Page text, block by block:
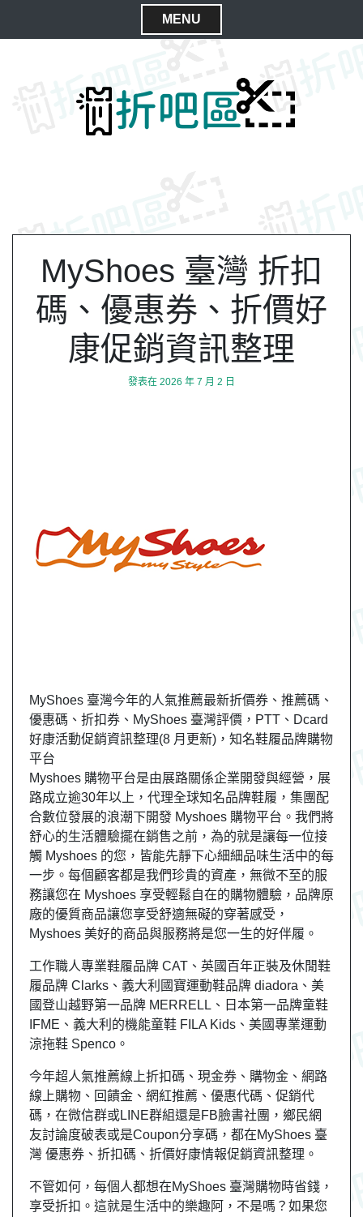
MENU
C
MyShoes 臺灣 折扣
碼、優惠券、折價好
康促銷資訊整理
發表在 2026 年 7 月 2 日
MyShoes 臺灣今年的人氣推薦最新折價券、推薦碼、
優惠碼、折扣券、MyShoes 臺灣評價，PTT、Dcard
好康活動促銷資訊整理(8 月更新)，知名鞋履品牌購物
平台
Myshoes 購物平台是由展路關係企業開發與經營，展
路成立逾30年以上，代理全球知名品牌鞋履，集團配
合數位發展的浪潮下開發 Myshoes 購物平台。我們將
舒心的生活體驗擺在銷售之前，為的就是讓每一位接
觸 Myshoes 的您，皆能先靜下心細細品味生活中的每
一步。每個顧客都是我們珍貴的資產，無微不至的服
務讓您在 Myshoes 享受輕鬆自在的購物體驗，品牌原
廠的優質商品讓您享受舒適無礙的穿著感受，
Myshoes 美好的商品與服務將是您一生的好伴履。
工作職人專業鞋履品牌 CAT、英國百年正裝及休閒鞋
履品牌 Clarks、義大利國寶運動鞋品牌 diadora、美
國登山越野第一品牌 MERRELL、日本第一品牌童鞋
IFME、義大利的機能童鞋 FILA Kids、美國專業運動
涼拖鞋 Spenco。
今年超人氣推薦線上折扣碼、現金券、購物金、網路
線上購物、回饋金、網紅推薦、優惠代碼、促銷代
碼，在微信群或LINE群組還是FB臉書社團，鄉民網
友討論度破表或是Coupon分享碼，都在MyShoes 臺
灣 優惠券、折扣碼、折價好康情報促銷資訊整理。
不管如何，每個人都想在MyShoes 臺灣購物時省錢，
享受折扣。這就是生活中的樂趣阿，不是嗎？如果您